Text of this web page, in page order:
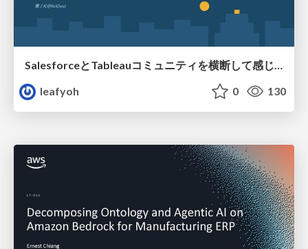
SalesforceとTableauコミュニティを横断して感じたこと（Osaka Dreamin）
leafyoh
0 130